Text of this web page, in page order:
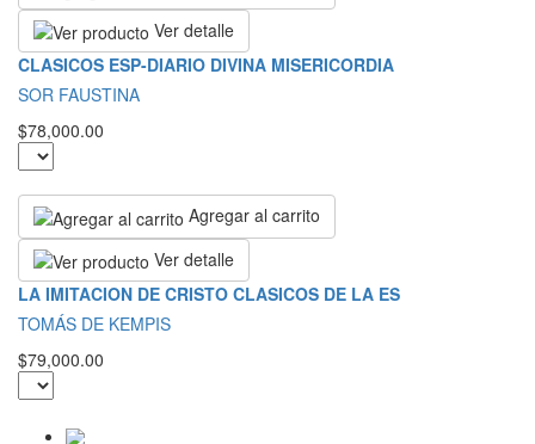
Ver detalle
CLASICOS ESP-DIARIO DIVINA MISERICORDIA
SOR FAUSTINA
$78,000.00
Agregar al carrito
Ver detalle
LA IMITACION DE CRISTO CLASICOS DE LA ES
TOMÁS DE KEMPIS
$79,000.00